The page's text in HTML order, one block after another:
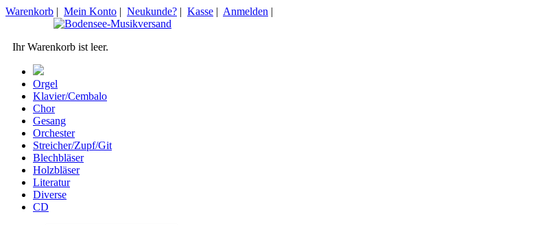
Warenkorb | Mein Konto | Neukunde? | Kasse | Anmelden |
Ihr Warenkorb ist leer.
Orgel
Klavier/Cembalo
Chor
Gesang
Orchester
Streicher/Zupf/Git
Blechbläser
Holzbläser
Literatur
Diverse
CD